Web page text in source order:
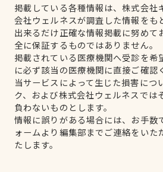
掲載している各種情報は、株式会社
会社ウェルネスが調査した情報をも
出来るだけ正確な情報掲載に努めて
全に保証するものではありません。
掲載されている医療機関へ受診を希
に必ず該当の医療機関に直接ご確認
当サービスによって生じた損害につ
ク、および株式会社ウェルネスでは
負わないものとします。
情報に誤りがある場合には、お手数
ォームより編集部までご連絡をいた
たします。